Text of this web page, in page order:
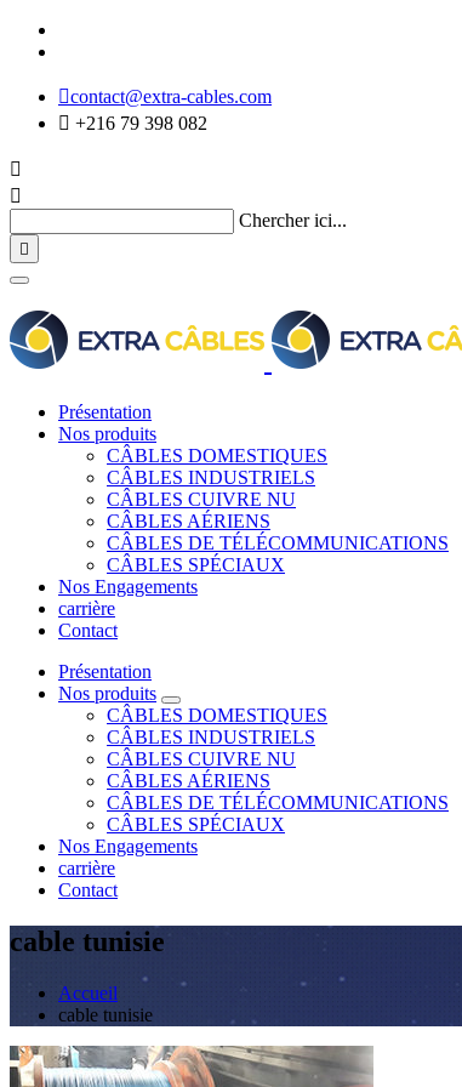
contact@extra-cables.com
 +216 79 398 082


Chercher ici...

Présentation
Nos produits
CÂBLES DOMESTIQUES
CÂBLES INDUSTRIELS
CÂBLES CUIVRE NU
CÂBLES AÉRIENS
CÂBLES DE TÉLÉCOMMUNICATIONS
CÂBLES SPÉCIAUX
Nos Engagements
carrière
Contact
Présentation
Nos produits
CÂBLES DOMESTIQUES
CÂBLES INDUSTRIELS
CÂBLES CUIVRE NU
CÂBLES AÉRIENS
CÂBLES DE TÉLÉCOMMUNICATIONS
CÂBLES SPÉCIAUX
Nos Engagements
carrière
Contact
cable tunisie
Accueil
cable tunisie